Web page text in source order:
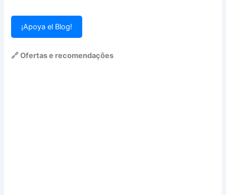
¡Apoya el Blog!
🔗 Ofertas e recomendações